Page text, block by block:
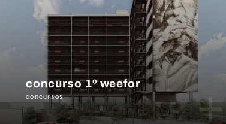
concurso 1º weefor
concursos +